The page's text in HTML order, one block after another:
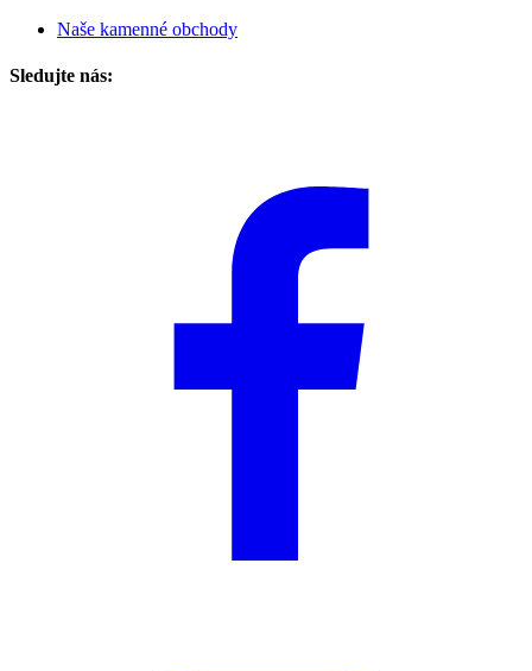
Naše kamenné obchody
Sledujte nás: